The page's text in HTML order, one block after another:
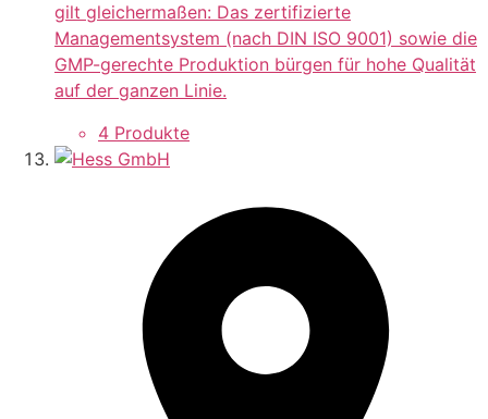
gilt gleichermaßen: Das zertifizierte
Managementsystem (nach DIN ISO 9001) sowie die
GMP-gerechte Produktion bürgen für hohe Qualität
auf der ganzen Linie.
4 Produkte